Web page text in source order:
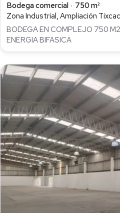
Bodega comercial
750 m²
Zona Industrial, Ampliación
BODEGA EN COMPLEJO 750
ENERGIA BIFASICA